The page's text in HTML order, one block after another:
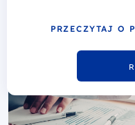
PRZECZYTAJ O